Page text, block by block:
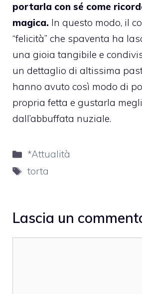
portarla con sé come
magica. In questo modo, il
“felicità” che spaventa ha
una gioia tangibile e
un dettaglio di altissima
hanno avuto così modo di
propria fetta e gustarla
dall’abbuffata nuziale.
Categorie
*Attualità
Tag
torta
Lascia un